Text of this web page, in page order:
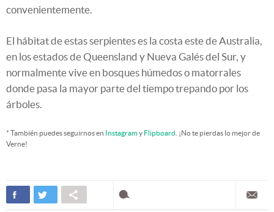
convenientemente.
El hábitat de estas serpientes es la costa este de Australia,
en los estados de Queensland y Nueva Galés del Sur, y
normalmente vive en bosques húmedos o matorrales
donde pasa la mayor parte del tiempo trepando por los
árboles.
* También puedes seguirnos en Instagramy Flipboard . ¡No te pierdas lo mejor de
Verne!